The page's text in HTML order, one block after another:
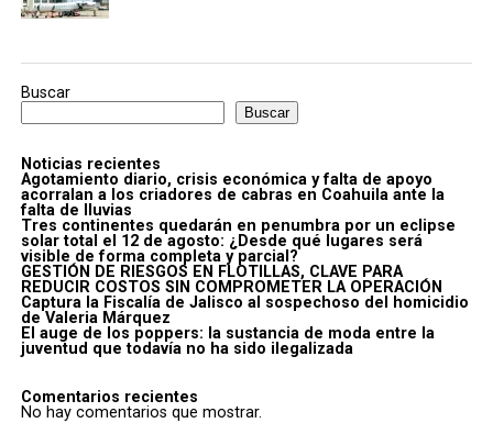
Buscar
Buscar
Noticias recientes
Agotamiento diario, crisis económica y falta de apoyo
acorralan a los criadores de cabras en Coahuila ante la
falta de lluvias
Tres continentes quedarán en penumbra por un eclipse
solar total el 12 de agosto: ¿Desde qué lugares será
visible de forma completa y parcial?
GESTIÓN DE RIESGOS EN FLOTILLAS, CLAVE PARA
REDUCIR COSTOS SIN COMPROMETER LA OPERACIÓN
Captura la Fiscalía de Jalisco al sospechoso del homicidio
de Valeria Márquez
El auge de los poppers: la sustancia de moda entre la
juventud que todavía no ha sido ilegalizada
Comentarios recientes
No hay comentarios que mostrar.